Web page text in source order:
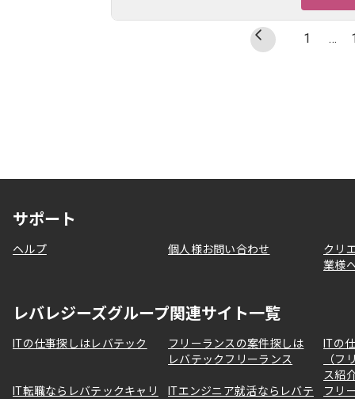
1 …
サポート
ヘルプ 個人様お問い合わせ
クリ
業様
レバレジーズグループ関連サイト一覧
ITの仕事探しはレバテック
フリーランスの案件探しは
レバテックフリーランス
ITの
（フ
ス紹
IT転職ならレバテックキャリ
ITエンジニア就活ならレバテ
フリ